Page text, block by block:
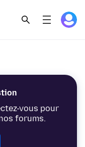
vous pour
forums.